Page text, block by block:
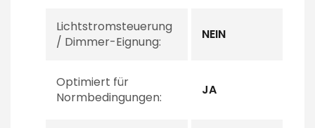
Lichtstromsteuerung
/ Dimmer-Eignung:
NEIN
Optimiert für
Normbedingungen:
JA